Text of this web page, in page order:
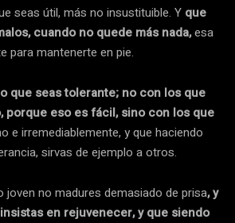
seas útil, más no insustituible. Y que
cuando no quede más nada,esa
para mantenerte en pie.
que seas tolerante; no con los que
porque eso es fácil, sino con los que
e irremediablemente, y que haciendo
sirvas de ejemplo a otros.
joven no madures demasiado de prisa, y
en rejuvenecer, y que siendo